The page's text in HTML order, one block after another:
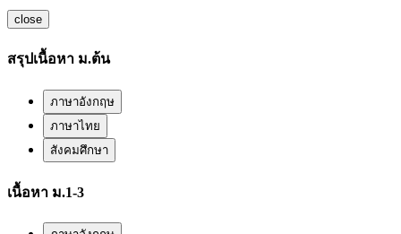
close
สรุปเนื้อหา ม.ต้น
ภาษาอังกฤษ
ภาษาไทย
สังคมศึกษา
เนื้อหา ม.1-3